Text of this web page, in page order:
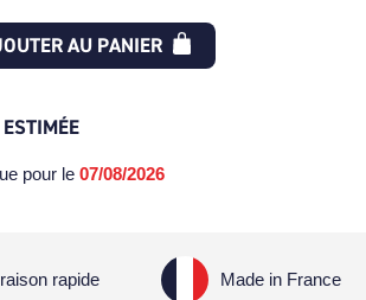
AU PANIER
pour le 07/08/2026
rapide Made in France